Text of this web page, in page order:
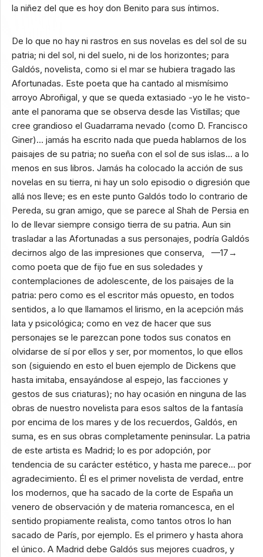
la niñez del que es hoy don Benito para sus íntimos.
De lo que no hay ni rastros en sus novelas es del sol de su
patria; ni del sol, ni del suelo, ni de los horizontes; para
Galdós, novelista, como si el mar se hubiera tragado las
Afortunadas. Este poeta que ha cantado al mismísimo
arroyo Abroñigal, y que se queda extasiado -yo le he visto-
ante el panorama que se observa desde las Vistillas; que
cree grandioso el Guadarrama nevado (como D. Francisco
Giner)… jamás ha escrito nada que pueda hablarnos de los
paisajes de su patria; no sueña con el sol de sus islas… a lo
menos en sus libros. Jamás ha colocado la acción de sus
novelas en su tierra, ni hay un solo episodio o digresión que
allá nos lleve; es en este punto Galdós todo lo contrario de
Pereda, su gran amigo, que se parece al Shah de Persia en
lo de llevar siempre consigo tierra de su patria. Aun sin
trasladar a las Afortunadas a sus personajes, podría Galdós
decirnos algo de las impresiones que conserva, —17→
como poeta que de fijo fue en sus soledades y
contemplaciones de adolescente, de los paisajes de la
patria: pero como es el escritor más opuesto, en todos
sentidos, a lo que llamamos el lirismo, en la acepción más
lata y psicológica; como en vez de hacer que sus
personajes se le parezcan pone todos sus conatos en
olvidarse de sí por ellos y ser, por momentos, lo que ellos
son (siguiendo en esto el buen ejemplo de Dickens que
hasta imitaba, ensayándose al espejo, las facciones y
gestos de sus criaturas); no hay ocasión en ninguna de las
obras de nuestro novelista para esos saltos de la fantasía
por encima de los mares y de los recuerdos, Galdós, en
suma, es en sus obras completamente peninsular. La patria
de este artista es Madrid; lo es por adopción, por
tendencia de su carácter estético, y hasta me parece… por
agradecimiento. Él es el primer novelista de verdad, entre
los modernos, que ha sacado de la corte de España un
venero de observación y de materia romancesca, en el
sentido propiamente realista, como tantos otros lo han
sacado de París, por ejemplo. Es el primero y hasta ahora
el único. A Madrid debe Galdós sus mejores cuadros, y